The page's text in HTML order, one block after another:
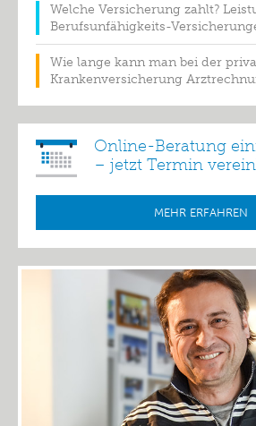
Welche Versicherung zahlt?
Berufsunfähigkeits-
Wie lange kann man bei der
Krankenversicherung
Online-Beratung
– jetzt Termin
MEHR ERFAHREN